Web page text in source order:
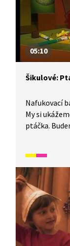
05:10
Šikulové:
Nafukovací
My si
ptáčka.
provázek a v
je? Tak